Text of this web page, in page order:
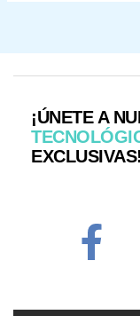
¡ÚNETE A
EXCLUSIVAS!